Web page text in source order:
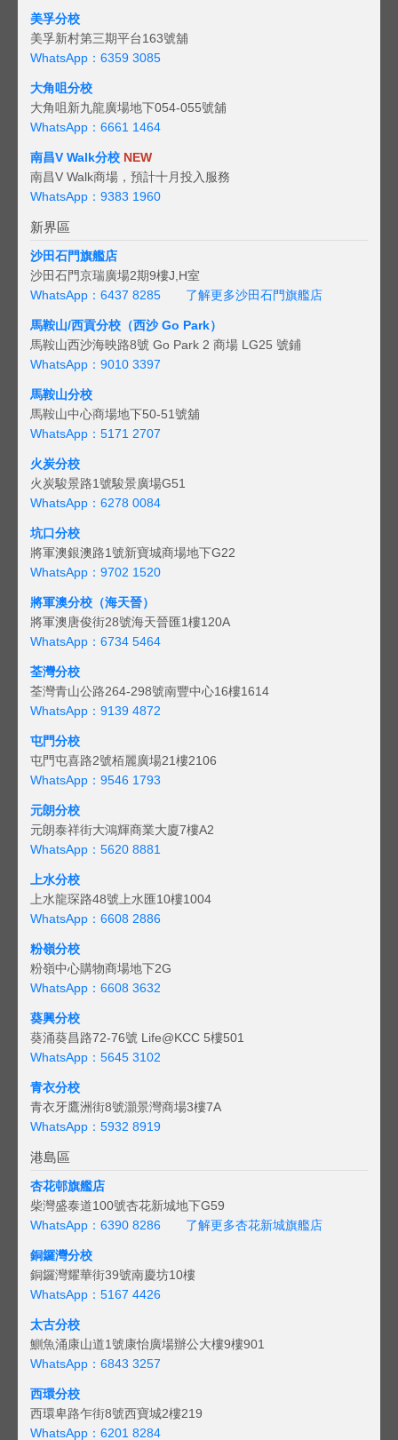
美孚分校
美孚新村第三期平台163號舖
WhatsApp：6359 3085
大角咀分校
大角咀新九龍廣場地下054-055號舖
WhatsApp：6661 1464
南昌V Walk分校 NEW
南昌V Walk商場，預計十月投入服務
WhatsApp：9383 1960
新界區
沙田石門旗艦店
沙田石門京瑞廣場2期9樓J,H室
WhatsApp：6437 8285
了解更多沙田石門旗艦店
馬鞍山/西貢分校（西沙 Go Park）
馬鞍山西沙海映路8號 Go Park 2 商場 LG25 號鋪
WhatsApp：9010 3397
馬鞍山分校
馬鞍山中心商場地下50-51號舖
WhatsApp：5171 2707
火炭分校
火炭駿景路1號駿景廣場G51
WhatsApp：6278 0084
坑口分校
將軍澳銀澳路1號新寶城商場地下G22
WhatsApp：9702 1520
將軍澳分校（海天晉）
將軍澳唐俊街28號海天晉匯1樓120A
WhatsApp：6734 5464
荃灣分校
荃灣青山公路264-298號南豐中心16樓1614
WhatsApp：9139 4872
屯門分校
屯門屯喜路2號栢麗廣場21樓2106
WhatsApp：9546 1793
元朗分校
元朗泰祥街大鴻輝商業大廈7樓A2
WhatsApp：5620 8881
上水分校
上水龍琛路48號上水匯10樓1004
WhatsApp：6608 2886
粉嶺分校
粉嶺中心購物商場地下2G
WhatsApp：6608 3632
葵興分校
葵涌葵昌路72-76號 Life@KCC 5樓501
WhatsApp：5645 3102
青衣分校
青衣牙鷹洲街8號灝景灣商場3樓7A
WhatsApp：5932 8919
港島區
杏花邨旗艦店
柴灣盛泰道100號杏花新城地下G59
WhatsApp：6390 8286
了解更多杏花新城旗艦店
銅鑼灣分校
銅鑼灣耀華街39號南慶坊10樓
WhatsApp：5167 4426
太古分校
鰂魚涌康山道1號康怡廣場辦公大樓9樓901
WhatsApp：6843 3257
西環分校
西環卑路乍街8號西寶城2樓219
WhatsApp：6201 8284